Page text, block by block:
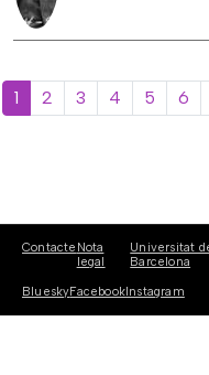
Paginació
1 2 3 4 5 6
Contacte Nota
legal
Universitat
Barcelona
BlueskyFacebookInstagram